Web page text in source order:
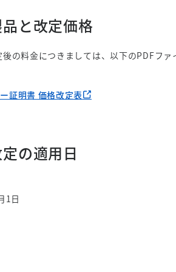
と改定価格
の料金につきましては、以下のPDFファ
証明書 価格改定表
の適用日
1日